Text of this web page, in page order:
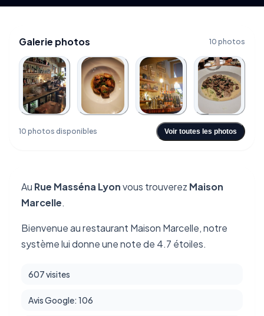
Galerie photos 10 photos
+6
10 photos disponibles Voir toutes les photos
Au Rue Masséna Lyonvous trouverez Maison
Marcelle.
Bienvenue au restaurant Maison Marcelle, notre
système lui donne une note de 4.7 étoiles.
607 visites
Avis Google: 106